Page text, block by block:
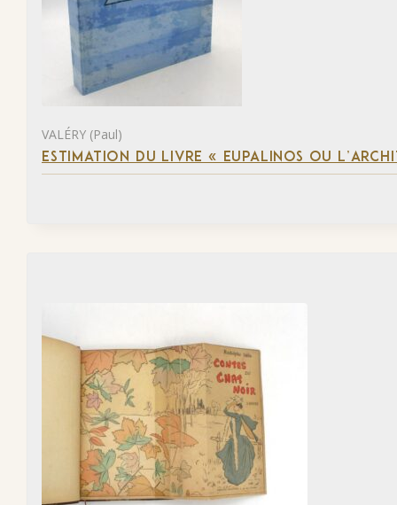
VALÉRY (Paul)
ESTIMATION DU LIVRE « EUPALINOS OU